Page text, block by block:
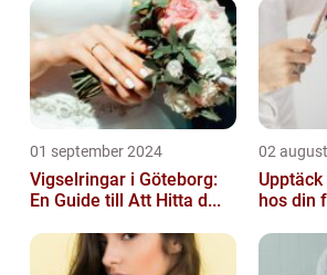
01 september 2024
Vigselringar i Göteborg:
En Guide till Att Hitta d...
02
hos din